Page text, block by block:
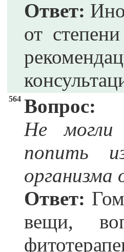
Ответ:
от
564 Вопрос:
Не
попить
организма
Ответ:
вещи,